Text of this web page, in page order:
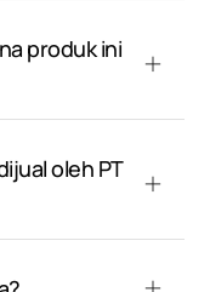
produk ini
oleh PT